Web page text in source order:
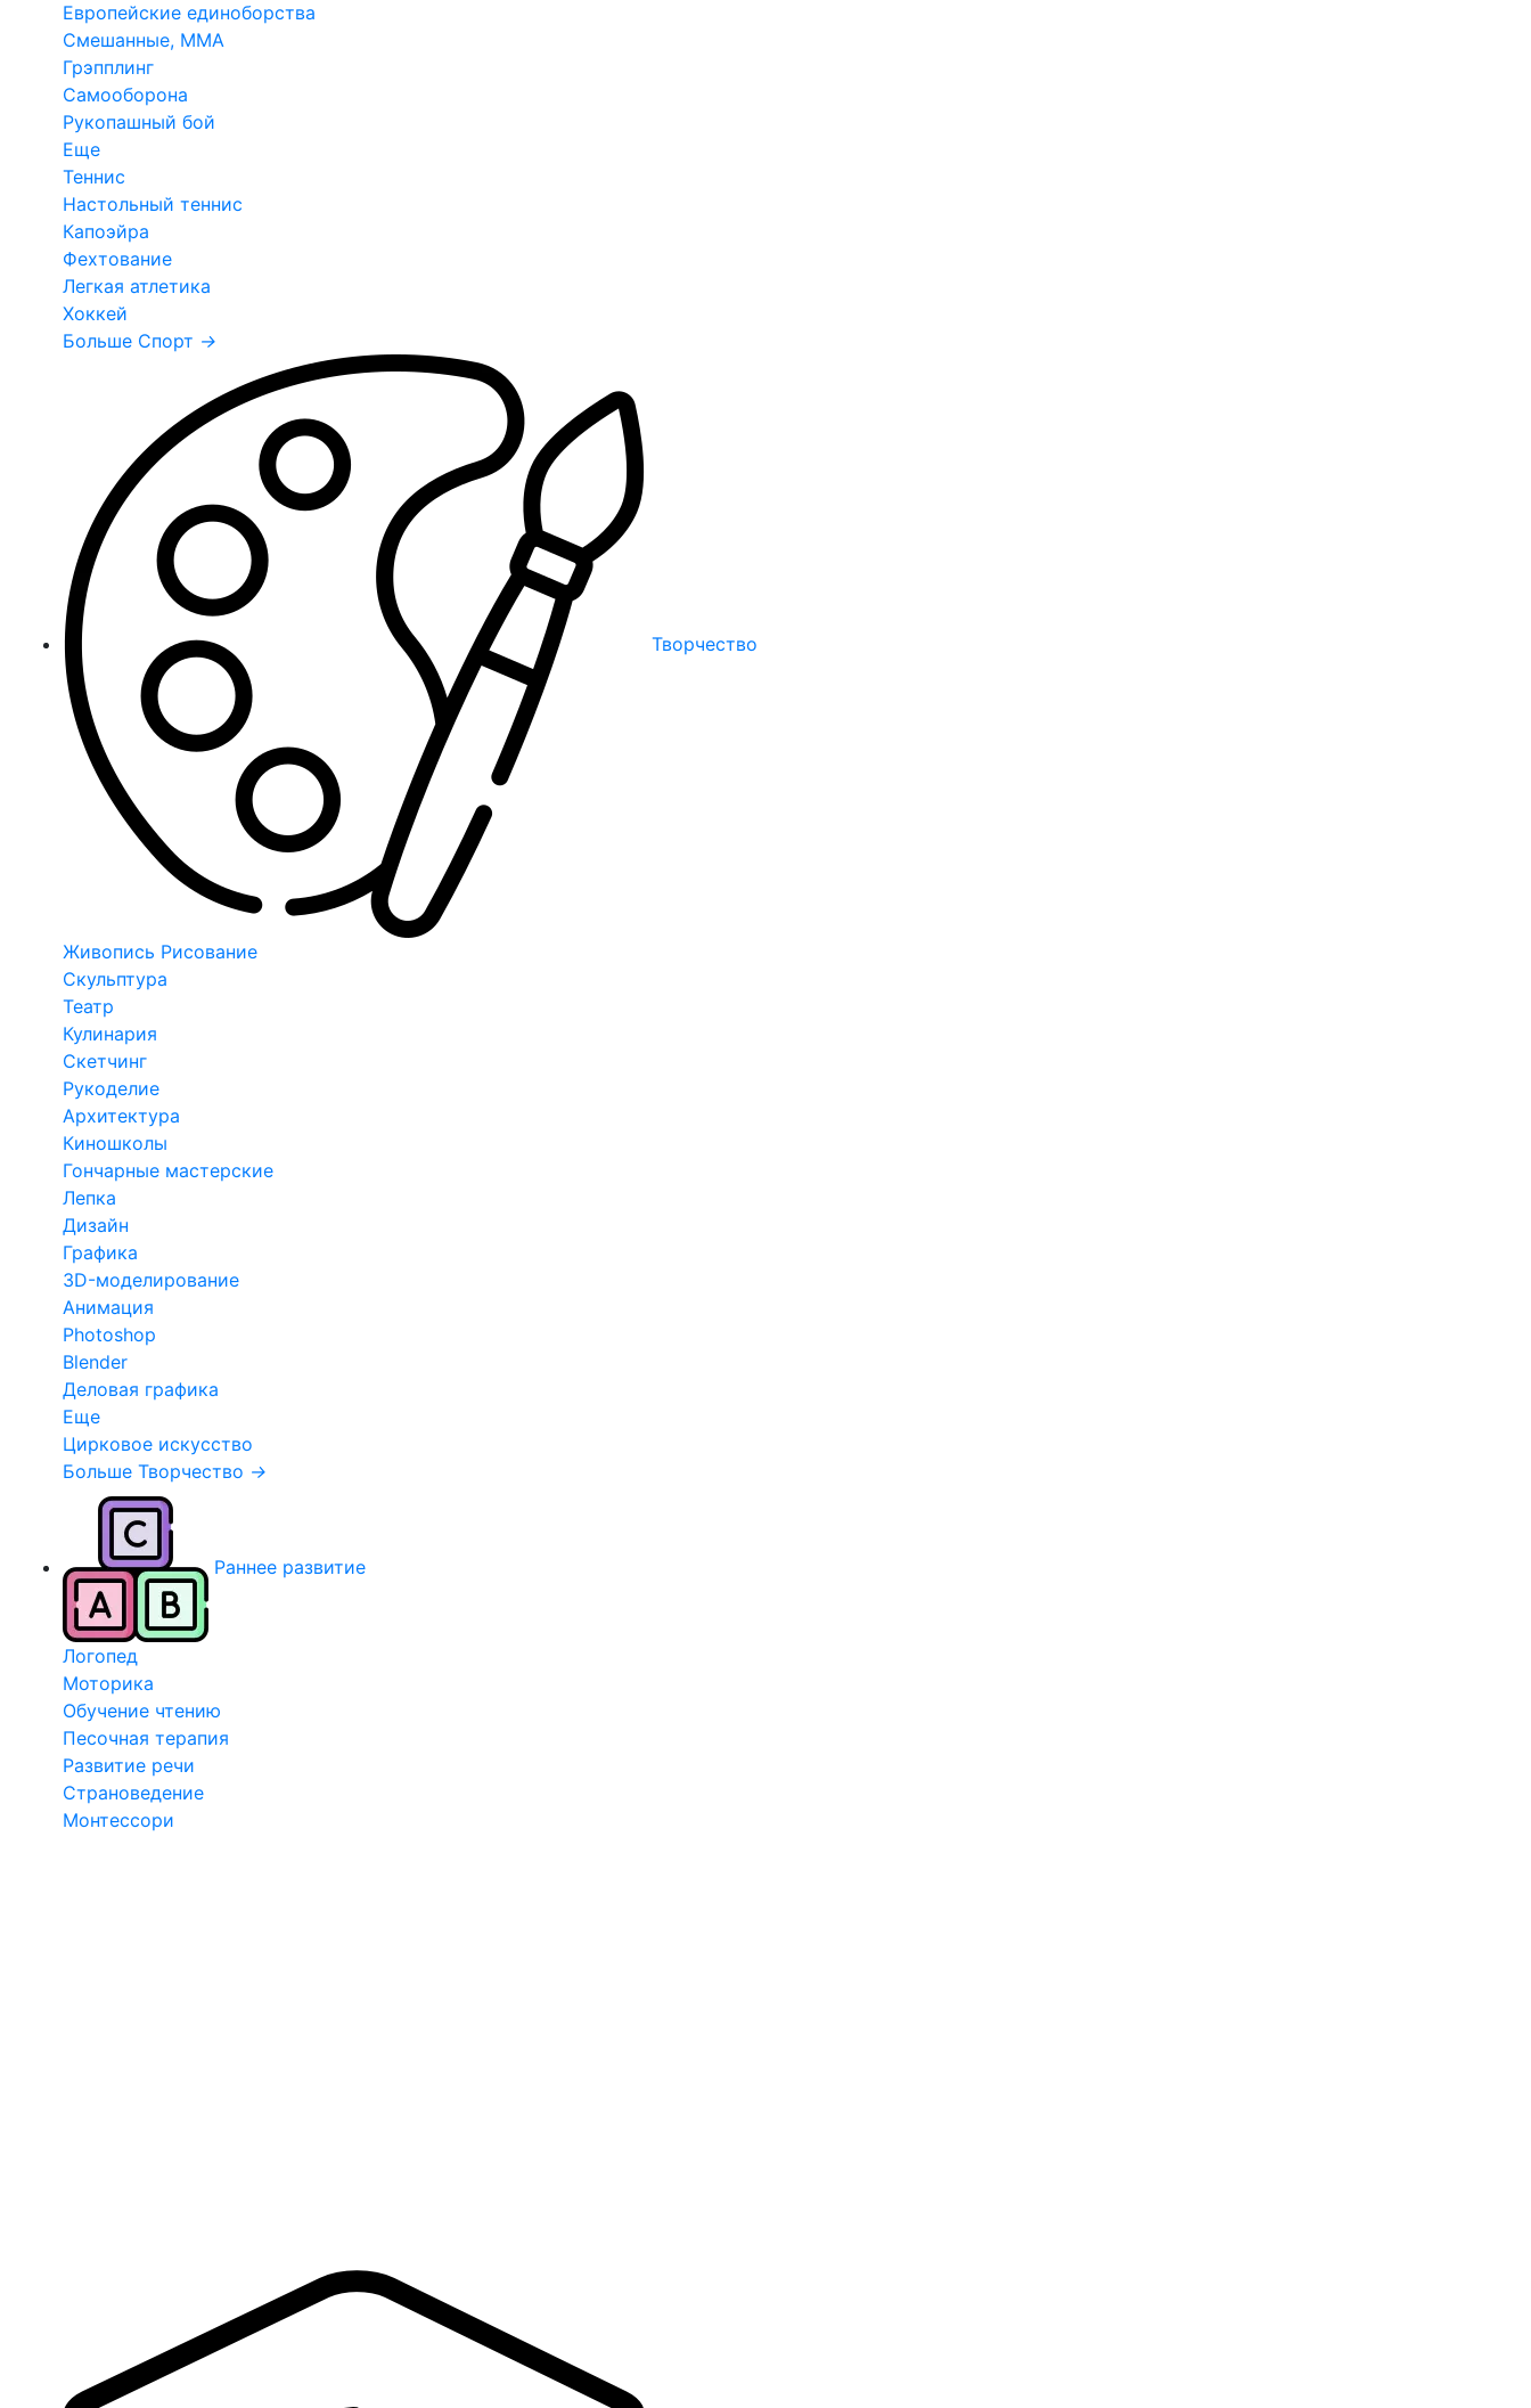
Европейские единоборства
Смешанные, ММА
Грэпплинг
Самооборона
Рукопашный бой
Еще
Теннис
Настольный теннис
Капоэйра
Фехтование
Легкая атлетика
Хоккей
Больше Спорт →
Творчество
Живопись Рисование
Скульптура
Театр
Кулинария
Скетчинг
Рукоделие
Архитектура
Киношколы
Гончарные мастерские
Лепка
Дизайн
Графика
3D-моделирование
Анимация
Photoshop
Blender
Деловая графика
Еще
Цирковое искусство
Больше Творчество →
Раннее развитие
Логопед
Моторика
Обучение чтению
Песочная терапия
Развитие речи
Страноведение
Монтессори